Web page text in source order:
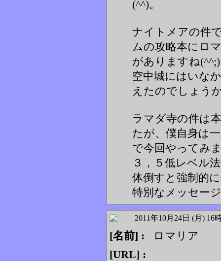
(^^)。
ナイトメアの件
ムの攻略本にロ
がありますね
空中城にはいな
えたのでしょう
ラマダ寺の件は
たが、僕自身は
で今回やってみ
３，５低レベル
体倒すと強制的
特別なメッセー
2011年10月24日 (月) 16
[名前] : ロマリア
[URL] :